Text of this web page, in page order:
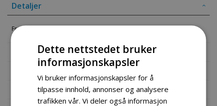
Detaljer
Framhjul 120w Evo
Mer informasjon
Fil vedlegg
Dette nettstedet bruker
informasjonskapsler
Vi bruker informasjonskapsler for å
tilpasse innhold, annonser og analysere
trafikken vår. Vi deler også informasjon